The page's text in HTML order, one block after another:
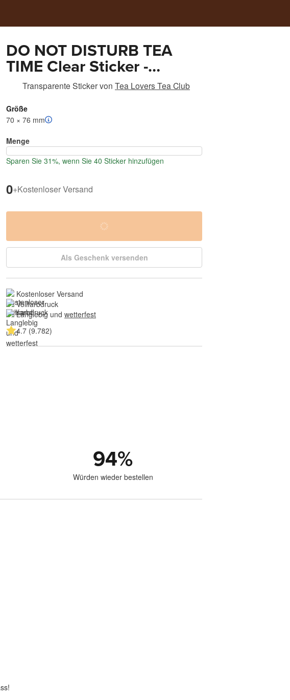
DO NOT DISTURB TEA
TIME Clear Sticker -
Vintage design
Transparente Stickervon Tea Lovers Tea Club
Größe
70 × 76 mm
Menge
Sparen Sie 31%, wenn Sie 40 Sticker hinzufügen
0+Kostenloser Versand
Als Geschenk versenden
Kostenloser Versand
Vollfarbdruck
Langlebig und wetterfest
4.7 (9.782)
94%
Würden wieder bestellen